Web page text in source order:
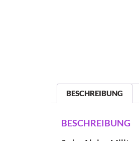
BESCHREIBUNG
BESCHREIBUNG